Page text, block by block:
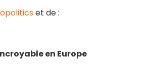
et de :
en Europe